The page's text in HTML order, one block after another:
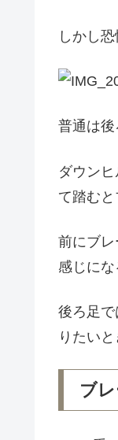
しかし
普通は後
ダウン
て踏む
前にブ
感じにな
後ろ足
りたい
ブ